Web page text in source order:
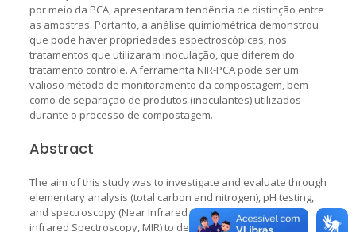
por meio da PCA, apresentaram tendência de distinção entre
as amostras. Portanto, a análise quimiométrica demonstrou
que pode haver propriedades espectroscópicas, nos
tratamentos que utilizaram inoculação, que diferem do
tratamento controle. A ferramenta NIR-PCA pode ser um
valioso método de monitoramento da compostagem, bem
como de separação de produtos (inoculantes) utilizados
durante o processo de compostagem.
Abstract
The aim of this study was to investigate and evaluate through
elementary analysis (total carbon and nitrogen), pH testing,
and spectroscopy (Near Infrared Spectroscopy, NIR e Mid
infrared Spectroscopy, MIR) to determine the effects of